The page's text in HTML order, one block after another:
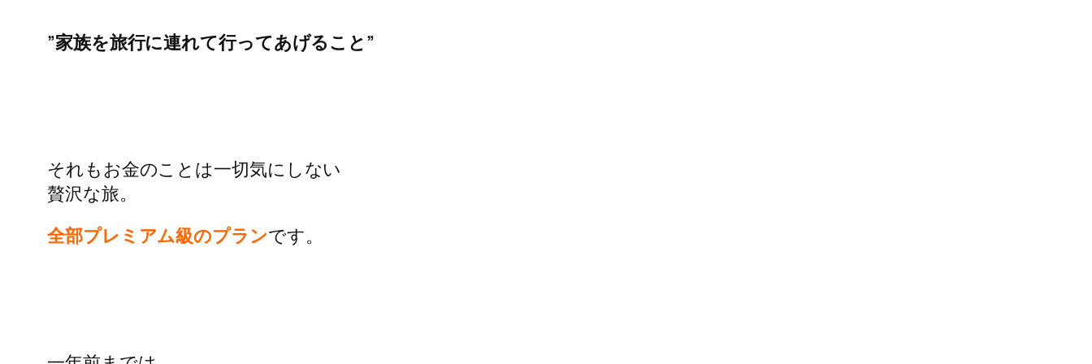
”家族を旅行に連れて行ってあげること”
それもお金のことは一切気にしない
贅沢な旅。
全部プレミアム級のプランです。